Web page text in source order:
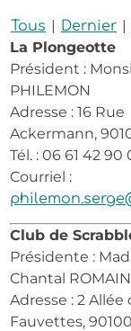
Tous Dernier
La Plongeotte
Président :
PHILEMON
Adresse : 16 Rue
Ackermann,
Tél. : 06 61 42 90
Courriel :
Club de
Présidente :
Chantal ROMAIN
Adresse : 2 Allée
Fauvettes,